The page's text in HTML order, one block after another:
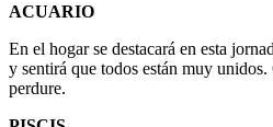
ACUARIO
En el hogar se destacará en esta
y sentirá que todos están muy unidos.
perdure.